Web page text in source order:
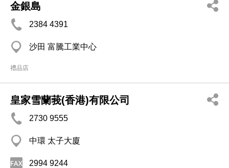
金銀島
2384 4391
沙田 富騰工業中心
禮品店
皇家雪蘭莪(香港)有限公司
2730 9555
中環 太子大廈
2994 9244